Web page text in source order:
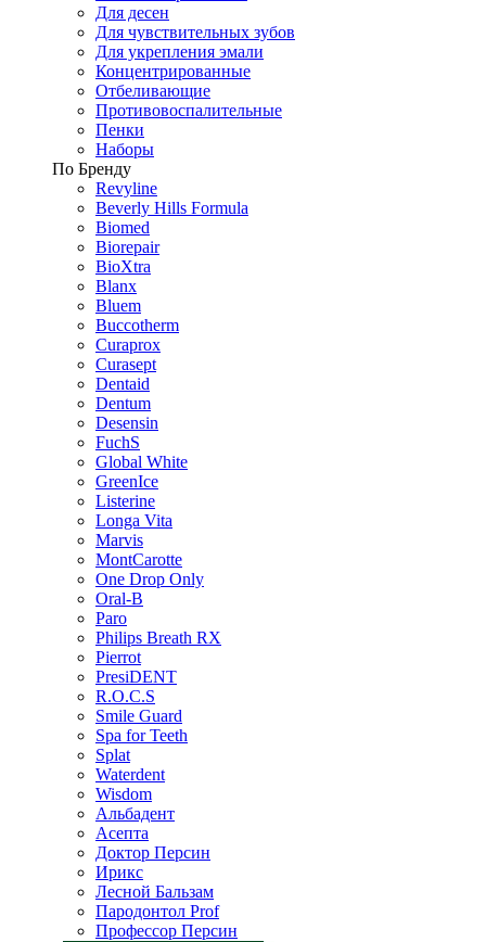
Для десен
Для чувствительных зубов
Для укрепления эмали
Концентрированные
Отбеливающие
Противовоспалительные
Пенки
Наборы
По Бренду
Revyline
Beverly Hills Formula
Biomed
Biorepair
BioXtra
Blanx
Bluem
Buccotherm
Curaprox
Curasept
Dentaid
Dentum
Desensin
FuchS
Global White
GreenIce
Listerine
Longa Vita
Marvis
MontCarotte
One Drop Only
Oral-B
Paro
Philips Breath RX
Pierrot
PresiDENT
R.O.C.S
Smile Guard
Spa for Teeth
Splat
Waterdent
Wisdom
Альбадент
Асепта
Доктор Персин
Ирикс
Лесной Бальзам
Пародонтол Prof
Профессор Персин